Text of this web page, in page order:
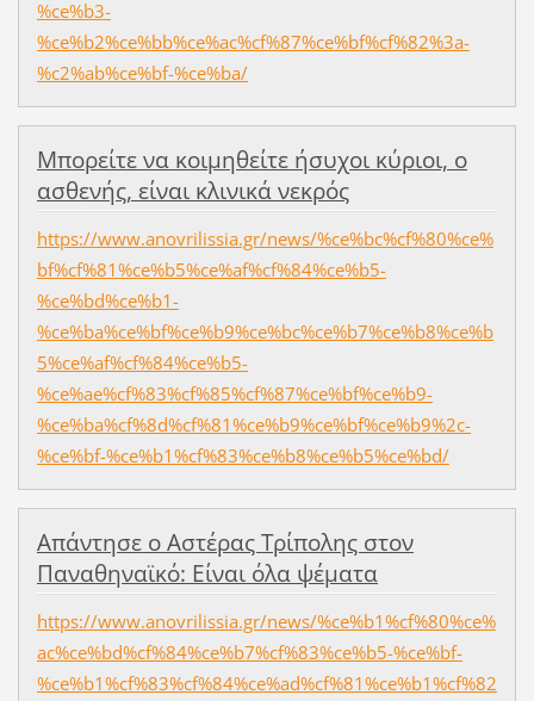
%ce%b3-
%ce%b2%ce%bb%ce%ac%cf%87%ce%bf%cf%82%3a-
%c2%ab%ce%bf-%ce%ba/
Μπορείτε να κοιμηθείτε ήσυχοι κύριοι, ο
ασθενής, είναι κλινικά νεκρός
https://www.anovrilissia.gr/news/%ce%bc%cf%80%ce%
bf%cf%81%ce%b5%ce%af%cf%84%ce%b5-
%ce%bd%ce%b1-
%ce%ba%ce%bf%ce%b9%ce%bc%ce%b7%ce%b8%ce%b
5%ce%af%cf%84%ce%b5-
%ce%ae%cf%83%cf%85%cf%87%ce%bf%ce%b9-
%ce%ba%cf%8d%cf%81%ce%b9%ce%bf%ce%b9%2c-
%ce%bf-%ce%b1%cf%83%ce%b8%ce%b5%ce%bd/
Απάντησε ο Αστέρας Τρίπολης στον
Παναθηναϊκό: Είναι όλα ψέματα
https://www.anovrilissia.gr/news/%ce%b1%cf%80%ce%
ac%ce%bd%cf%84%ce%b7%cf%83%ce%b5-%ce%bf-
%ce%b1%cf%83%cf%84%ce%ad%cf%81%ce%b1%cf%82